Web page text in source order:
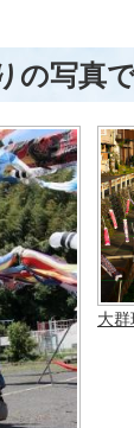
写真で
大群